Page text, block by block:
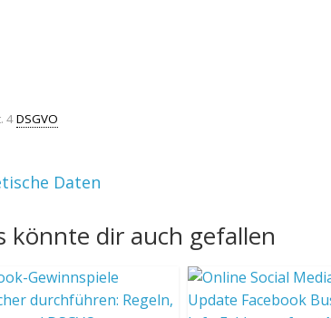
4DSGVO
Daten
könnte dir auch gefallen